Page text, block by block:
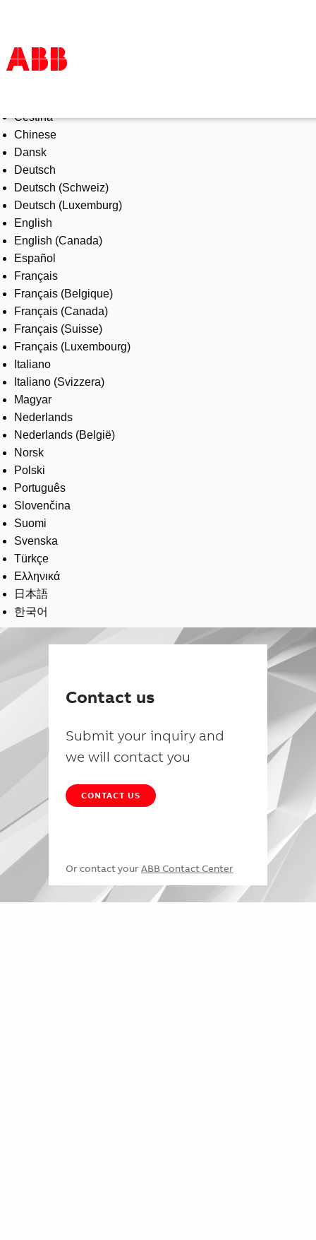
Products & Solutions
Industries
Services
About us
Where to buy
Contact us
Careers
Čeština
Chinese
Dansk
Deutsch
Deutsch (Schweiz)
Deutsch (Luxemburg)
English
English (Canada)
Español
Français
Français (Belgique)
Français (Canada)
Français (Suisse)
Français (Luxembourg)
Italiano
Italiano (Svizzera)
Magyar
Nederlands
Nederlands (België)
Norsk
Polski
Português
Slovenčina
Suomi
Svenska
Türkçe
Ελληνικά
日本語
한국어
Contact us
Submit your inquiry and
we will contact you
CONTACT US
Or contact your ABB Contact Center